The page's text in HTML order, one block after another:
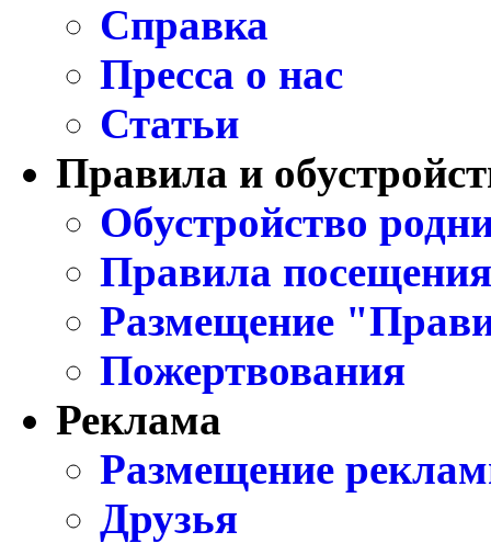
Справка
Пресса о нас
Статьи
Правила и
Обустройство
Правила
Размещение
Пожертвования
Реклама
Размещение
Друзья